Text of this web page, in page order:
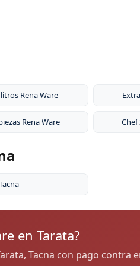
Rena Ware
Rena Ware Chef
en Tarata?
Tacna con pago contra